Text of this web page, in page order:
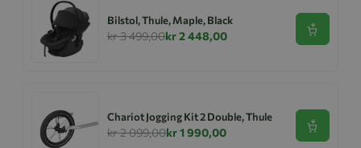
Bilstol, Thule, Maple, Black
kr 3 499,00kr 2 448,00 Se
Chariot Jogging Kit 2 Double, Thule
kr 2 099,00kr 1 990,00 Se